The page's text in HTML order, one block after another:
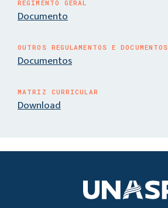
REGIMENTO GERAL
Documento
OUTROS REGULAMENTOS E DOCUMENTOS
Documentos
MATRIZ CURRICULAR
Download